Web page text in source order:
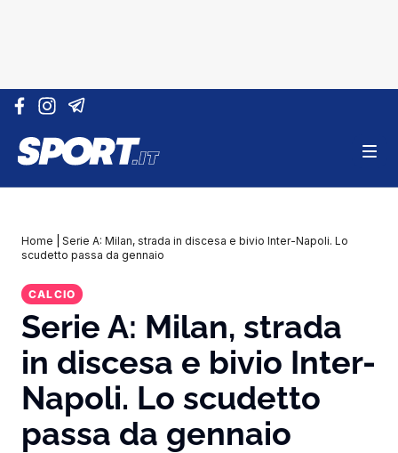
Vai al contenuto
Home
Serie A: Milan, strada in discesa e bivio Inter-Napoli. Lo
scudetto passa da gennaio
CALCIO
Serie A: Milan, strada
in discesa e bivio Inter-
Napoli. Lo scudetto
passa da gennaio